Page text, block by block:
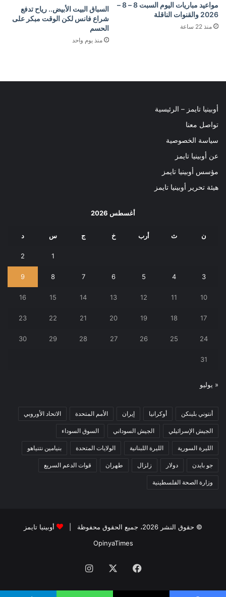
مواعيد مباريات اليوم السبت 8 – 8 –
2026 والقنوات الناقلة
منذ 22 ساعة
السباق البيت الأبيض.. رياح تدفع
شراع فانس لكن الوقت مبكر على
الحسم
منذ يوم واحد
أوبينيا تايمز – الرئيسية
تواصل معنا
سياسة الخصوصية
عن أوبينيا تايمز
مؤسس أوبينيا تايمز
هيئة تحرير أوبينيا تايمز
أغسطس 2026
ن ث أرب خ ج س د
1
2
3
4
5
6
7
8
9
10
11
12
13
14
15
16
17
18
19
20
21
22
23
24
25
26
27
28
29
30
31
« يوليو
أنتوني بلينكن أوكرانيا إيران الأمم المتحدة الاتحاد الأوروبي
الجيش الإسرائيلي الجيش السوداني السوق السوداء
الليرة السورية الليرة اللبنانية الولايات المتحدة بنيامين نتنياهو
جو بايدن دولار زلزال طهران قوات الدعم السريع
وزارة الصحة الفلسطينية
© حقوق النشر 2026، جميع الحقوق محفوظة |
أوبينيا تايمز
OpinyaTimes
فيسبوك انستقرام